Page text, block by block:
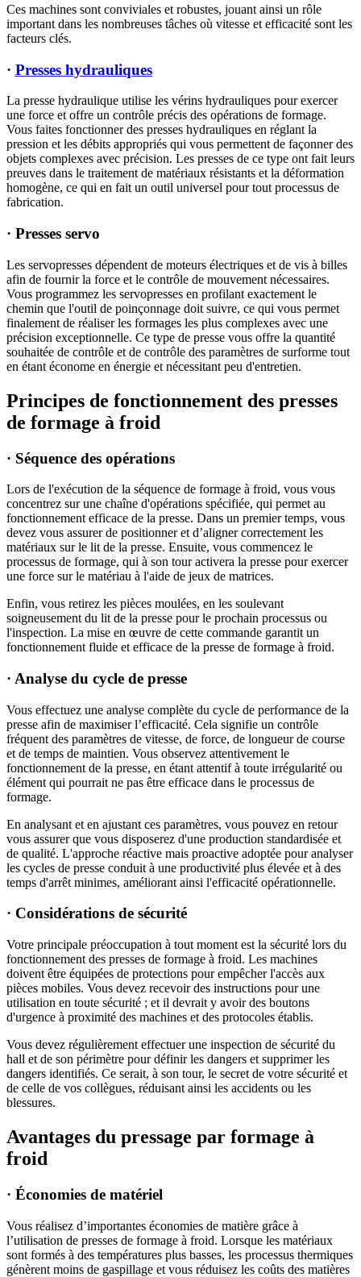
Ces machines sont conviviales et robustes, jouant ainsi un rôle
important dans les nombreuses tâches où vitesse et efficacité sont les
facteurs clés.
· Presses hydrauliques
La presse hydraulique utilise les vérins hydrauliques pour exercer
une force et offre un contrôle précis des opérations de formage.
Vous faites fonctionner des presses hydrauliques en réglant la
pression et les débits appropriés qui vous permettent de façonner des
objets complexes avec précision. Les presses de ce type ont fait leurs
preuves dans le traitement de matériaux résistants et la déformation
homogène, ce qui en fait un outil universel pour tout processus de
fabrication.
· Presses servo
Les servopresses dépendent de moteurs électriques et de vis à billes
afin de fournir la force et le contrôle de mouvement nécessaires.
Vous programmez les servopresses en profilant exactement le
chemin que l'outil de poinçonnage doit suivre, ce qui vous permet
finalement de réaliser les formages les plus complexes avec une
précision exceptionnelle. Ce type de presse vous offre la quantité
souhaitée de contrôle et de contrôle des paramètres de surforme tout
en étant économe en énergie et nécessitant peu d'entretien.
Principes de fonctionnement des presses
de formage à froid
· Séquence des opérations
Lors de l'exécution de la séquence de formage à froid, vous vous
concentrez sur une chaîne d'opérations spécifiée, qui permet au
fonctionnement efficace de la presse. Dans un premier temps, vous
devez vous assurer de positionner et d’aligner correctement les
matériaux sur le lit de la presse. Ensuite, vous commencez le
processus de formage, qui à son tour activera la presse pour exercer
une force sur le matériau à l'aide de jeux de matrices.
Enfin, vous retirez les pièces moulées, en les soulevant
soigneusement du lit de la presse pour le prochain processus ou
l'inspection. La mise en œuvre de cette commande garantit un
fonctionnement fluide et efficace de la presse de formage à froid.
· Analyse du cycle de presse
Vous effectuez une analyse complète du cycle de performance de la
presse afin de maximiser l’efficacité. Cela signifie un contrôle
fréquent des paramètres de vitesse, de force, de longueur de course
et de temps de maintien. Vous observez attentivement le
fonctionnement de la presse, en étant attentif à toute irrégularité ou
élément qui pourrait ne pas être efficace dans le processus de
formage.
En analysant et en ajustant ces paramètres, vous pouvez en retour
vous assurer que vous disposerez d'une production standardisée et
de qualité. L'approche réactive mais proactive adoptée pour analyser
les cycles de presse conduit à une productivité plus élevée et à des
temps d'arrêt minimes, améliorant ainsi l'efficacité opérationnelle.
· Considérations de sécurité
Votre principale préoccupation à tout moment est la sécurité lors du
fonctionnement des presses de formage à froid. Les machines
doivent être équipées de protections pour empêcher l'accès aux
pièces mobiles. Vous devez recevoir des instructions pour une
utilisation en toute sécurité ; et il devrait y avoir des boutons
d'urgence à proximité des machines et des protocoles établis.
Vous devez régulièrement effectuer une inspection de sécurité du
hall et de son périmètre pour définir les dangers et supprimer les
dangers identifiés. Ce serait, à son tour, le secret de votre sécurité et
de celle de vos collègues, réduisant ainsi les accidents ou les
blessures.
Avantages du pressage par formage à
froid
· Économies de matériel
Vous réalisez d’importantes économies de matière grâce à
l’utilisation de presses de formage à froid. Lorsque les matériaux
sont formés à des températures plus basses, les processus thermiques
génèrent moins de gaspillage et vous réduisez les coûts des matières